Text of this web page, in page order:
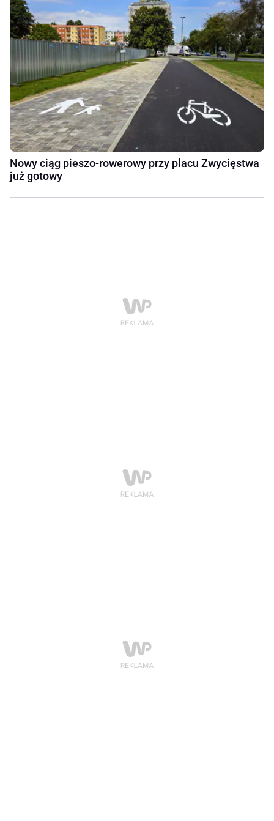
Nowy ciąg pieszo-rowerowy przy placu Zwycięstwa
już gotowy